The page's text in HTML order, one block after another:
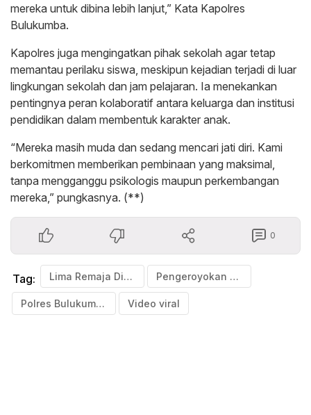
mereka untuk dibina lebih lanjut,” Kata Kapolres
Bulukumba.
Kapolres juga mengingatkan pihak sekolah agar tetap
memantau perilaku siswa, meskipun kejadian terjadi di luar
lingkungan sekolah dan jam pelajaran. Ia menekankan
pentingnya peran kolaboratif antara keluarga dan institusi
pendidikan dalam membentuk karakter anak.
“Mereka masih muda dan sedang mencari jati diri. Kami
berkomitmen memberikan pembinaan yang maksimal,
tanpa mengganggu psikologis maupun perkembangan
mereka,” pungkasnya. (**)
0
Tag: Lima Remaja Diamankan Polisi Bulukumba Pengeroyokan siswa di Bulukumba
Polres Bulukumba Video viral